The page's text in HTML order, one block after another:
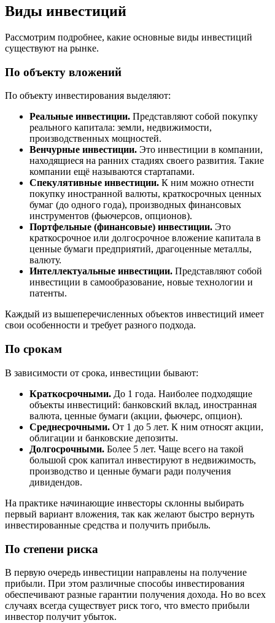
Виды инвестиций
Рассмотрим подробнее, какие основные виды инвестиций
существуют на рынке.
По объекту вложений
По объекту инвестирования выделяют:
Реальные инвестиции. Представляют собой покупку
реального капитала: земли, недвижимости,
производственных мощностей.
Венчурные инвестиции. Это инвестиции в компании,
находящиеся на ранних стадиях своего развития. Такие
компании ещё называются стартапами.
Спекулятивные инвестиции. К ним можно отнести
покупку иностранной валюты, краткосрочных ценных
бумаг (до одного года), производных финансовых
инструментов (фьючерсов, опционов).
Портфельные (финансовые) инвестиции. Это
краткосрочное или долгосрочное вложение капитала в
ценные бумаги предприятий, драгоценные металлы,
валюту.
Интеллектуальные инвестиции. Представляют собой
инвестиции в самообразование, новые технологии и
патенты.
Каждый из вышеперечисленных объектов инвестиций имеет
свои особенности и требует разного подхода.
По срокам
В зависимости от срока, инвестиции бывают:
Краткосрочными. До 1 года. Наиболее подходящие
объекты инвестиций: банковский вклад, иностранная
валюта, ценные бумаги (акции, фьючерс, опцион).
Среднесрочными. От 1 до 5 лет. К ним относят акции,
облигации и банковские депозиты.
Долгосрочными. Более 5 лет. Чаще всего на такой
большой срок капитал инвестируют в недвижимость,
производство и ценные бумаги ради получения
дивидендов.
На практике начинающие инвесторы склонны выбирать
первый вариант вложения, так как желают быстро вернуть
инвестированные средства и получить прибыль.
По степени риска
В первую очередь инвестиции направлены на получение
прибыли. При этом различные способы инвестирования
обеспечивают разные гарантии получения дохода. Но во всех
случаях всегда существует риск того, что вместо прибыли
инвестор получит убыток.